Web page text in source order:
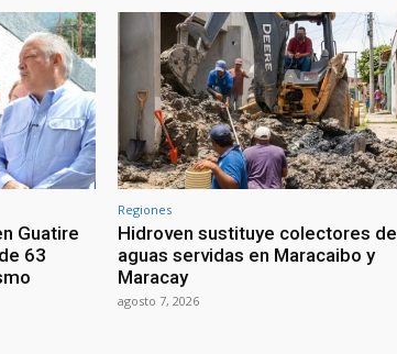
Guatire
63
Regiones
Hidroven sustituye colectores de
aguas servidas en Maracaibo y
Maracay
agosto 7, 2026